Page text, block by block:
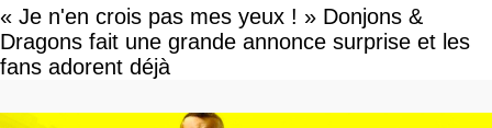
« Je n'en crois pas mes yeux ! » Donjons &
Dragons fait une grande annonce surprise et les
fans adorent déjà